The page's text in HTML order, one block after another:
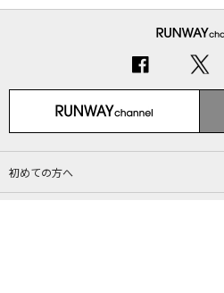
初めての方へ